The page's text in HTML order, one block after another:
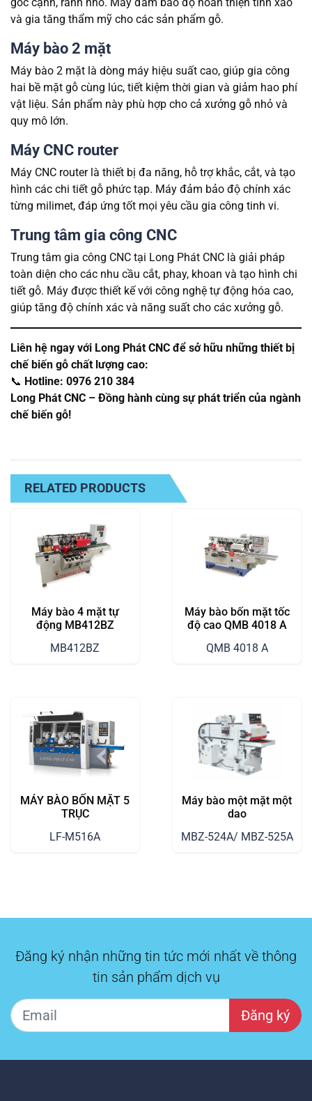
và gia tăng thẩm mỹ cho các sản phẩm gỗ.
Máy bào 2 mặt
Máy bào 2 mặt là dòng máy hiệu suất cao, giúp gia công
hai bề mặt gỗ cùng lúc, tiết kiệm thời gian và giảm hao phí
vật liệu. Sản phẩm này phù hợp cho cả xưởng gỗ nhỏ và
quy mô lớn.
Máy CNC router
Máy CNC router là thiết bị đa năng, hỗ trợ khắc, cắt, và tạo
hình các chi tiết gỗ phức tạp. Máy đảm bảo độ chính xác
từng milimet, đáp ứng tốt mọi yêu cầu gia công tinh vi.
Trung tâm gia công CNC
Trung tâm gia công CNC tại Long Phát CNC là giải pháp
toàn diện cho các nhu cầu cắt, phay, khoan và tạo hình chi
tiết gỗ. Máy được thiết kế với công nghệ tự động hóa cao,
giúp tăng độ chính xác và năng suất cho các xưởng gỗ.
Liên hệ ngay với Long Phát CNC để sở hữu những thiết bị
chế biến gỗ chất lượng cao:
📞 Hotline: 0976 210 384
Long Phát CNC – Đồng hành cùng sự phát triển của ngành
chế biến gỗ!
RELATED PRODUCTS
Máy bào 4 mặt tự
động MB412BZ
MB412BZ
Máy bào bốn mặt tốc
độ cao QMB 4018 A
QMB 4018 A
MÁY BÀO BỐN MẶT 5
TRỤC
LF-M516A
Máy bào một mặt một
dao
MBZ-524A/ MBZ-525A
Đăng ký nhận những tin tức mới nhất về thông
tin sản phẩm dịch vụ
Đăng ký